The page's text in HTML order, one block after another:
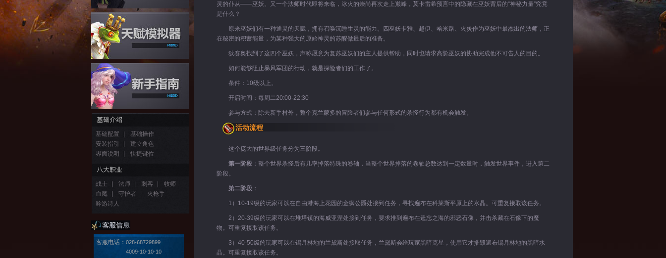
基础配置
基础操作
安装指引
建立角色
界面说明
快捷键位
战士 法师 刺客
牧师
血魔
守护者
火枪手
吟游诗人
客服电话： 028-68729899
4009-10-10-10
灵的仆从——巫妖。又一个法师时代即将来临，冰火的崇尚再次走上巅峰，莫卡雷希预言中的隐藏在巫妖背后的“神秘力量”究竟
是什么？
原来巫妖们有一种通灵的天赋，拥有召唤沉睡生灵的能力。四巫妖卡雅、越伊、哈米路、火炎作为巫妖中最杰出的法师，正
在秘密的积蓄能量，为某种强大的原始神灵的苏醒做最后的准备。
狄赛奥找到了这四个巫妖，声称愿意为复苏巫妖们的主人提供帮助，同时也请求高阶巫妖的协助完成他不可告人的目的。
如何能够阻止暴风军团的行动，就是探险者们的工作了。
条件：10级以上。
开启时间：每周二20:00-22:30
参与方式：除去新手村外，整个克兰蒙多的冒险者们参与任何形式的杀怪行为都有机会触发。
活动流程
这个庞大的世界级任务分为三阶段。
第一阶段 ：整个世界杀怪后有几率掉落特殊的卷轴，当整个世界掉落的卷轴总数达到一定数量时，触发世界事件，进入第二
阶段。
第二阶段 ：
1）10-19级的玩家可以在自由港海上花园的金狮公爵处接到任务，寻找遍布在科莱斯平原上的水晶。可重复接取该任务。
2）20-39级的玩家可以在堆塔镇的海威亚涅处接到任务，要求推到遍布在遗忘之海的邪恶石像，并击杀藏在石像下的魔
物。可重复接取该任务。
3）40-50级的玩家可以在锡月林地的兰黛斯处接取任务，兰黛斯会给玩家黑暗克星，使用它才摧毁遍布锡月林地的黑暗水
晶。可重复接取该任务。